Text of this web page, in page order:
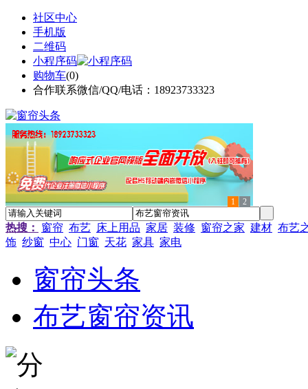
社区中心
手机版
二维码
小程序码
购物车(0)
合作联系微信/QQ/电话：18923733323
1 2
热搜： 窗帘 布艺 床上用品 家居 装修 窗帘之家 建材 布艺
饰 纱窗 中心 门窗 天花 家具 家电
窗帘头条
布艺窗帘资讯